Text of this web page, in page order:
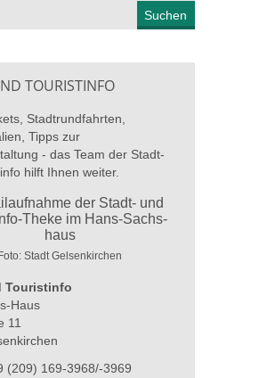
TOURISTINFO
Stadtrundfahrten,
Tipps zur
- das Team der Stadt-
hilft Ihnen weiter.
Foto: Stadt Gelsenkirchen
Touristinfo
Haus
11
(209) 169-3968/-3969